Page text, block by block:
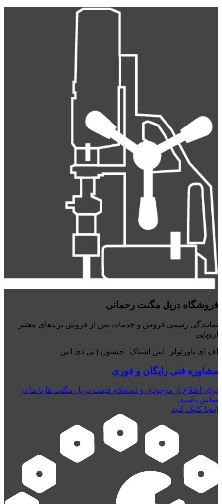
فروشگاه دریل مگنت رحمانی
نمایندگی رسمی فروش و خدمات پس از فروش برندهای معتبر
اروپایی
اف ای پاورتولز | ایبن اشتاک | جپسون | بی دی اس
مشاوره فنی رایگان و فوری
برای اطلاع از موجودی و استعلام قیمت دریل مگنت ها با ما در
تماس باشید.
اینجا کلیک کنید